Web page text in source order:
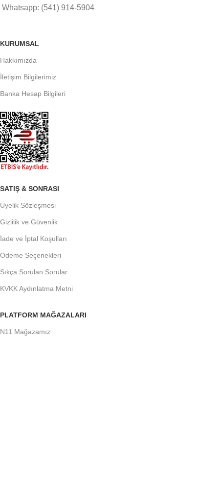
Whatsapp: (541) 914-5904
KURUMSAL
Hakkımızda
İletişim Bilgilerimiz
Banka Hesap Bilgileri
SATIŞ & SONRASI
Üyelik Sözleşmesi
Gizlilik ve Güvenlik
İade ve İptal Koşulları
Ödeme Seçenekleri
Sıkça Sorulan Sorular
KVKK Aydınlatma Metni
PLATFORM MAĞAZALARI
N11 Mağazamız